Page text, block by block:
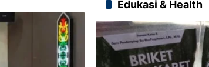
Edukasi & Health